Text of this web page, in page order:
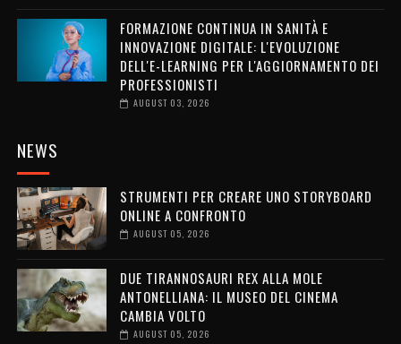
FORMAZIONE CONTINUA IN SANITÀ E
INNOVAZIONE DIGITALE: L'EVOLUZIONE
DELL'E-LEARNING PER L'AGGIORNAMENTO DEI
PROFESSIONISTI
AUGUST 03, 2026
NEWS
STRUMENTI PER CREARE UNO STORYBOARD
ONLINE A CONFRONTO
AUGUST 05, 2026
DUE TIRANNOSAURI REX ALLA MOLE
ANTONELLIANA: IL MUSEO DEL CINEMA
CAMBIA VOLTO
AUGUST 05, 2026